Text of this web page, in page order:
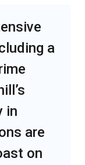
a
in
are
on